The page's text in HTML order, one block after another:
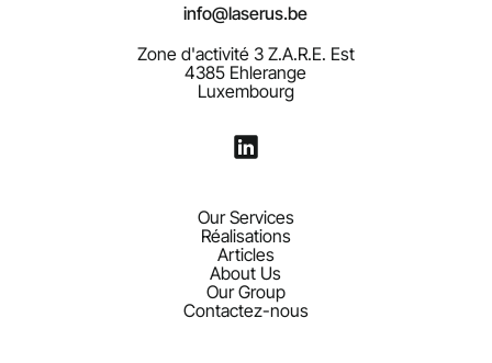
info@laserus.be
Zone d'activité 3 Z.A.R.E. Est
4385 Ehlerange
Luxembourg
Our Services
Réalisations
Articles
About Us
Our Group
Contactez-nous